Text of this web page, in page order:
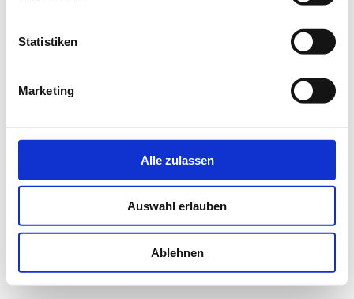
Statistiken
Marketing
Alle zulassen
Auswahl erlauben
Ablehnen